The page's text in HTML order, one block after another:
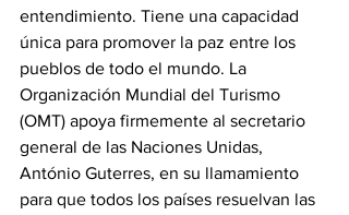
entendimiento. Tiene una capacidad
única para promover la paz entre los
pueblos de todo el mundo. La
Organización Mundial del Turismo
(OMT) apoya firmemente al secretario
general de las Naciones Unidas,
António Guterres, en su llamamiento
para que todos los países resuelvan las